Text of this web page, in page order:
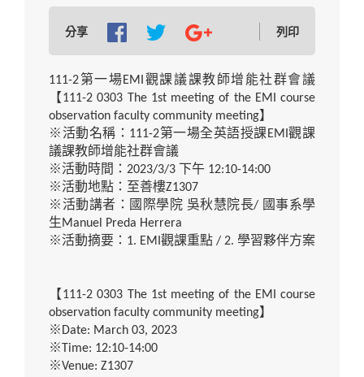
分享 列印
111-2第一場EMI 觀課議課教師增能社群會議
【 111-2 0303 The 1st meeting of the EMI course
observation faculty community meeting】
※活動名稱： 111-2第一場全英語授課EMI 觀課
議課教師增能社群會議
※活動時間： 2023/3/3 下午 12:10-14:00
※活動地點：至善樓Z1307
※活動講者：國際學院 吳秋慧院長/ 國事系學
生Manuel Preda Herrera
※活動摘要： 1. EMI 觀課重點 / 2. 學習夥伴方案
【 111-2 0303 The 1st meeting of the EMI course
observation faculty community meeting】
※ Date: March 03, 2023
※
Time: 12:10-14:00
※Venue: Z1307